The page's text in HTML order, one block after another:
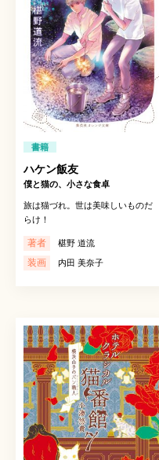
書籍
ハケン飯友
僕と猫の、小さな食卓
旅は猫づれ。世は美味しいものだ
らけ！
著者 椹野 道流
装画 内田 美奈子